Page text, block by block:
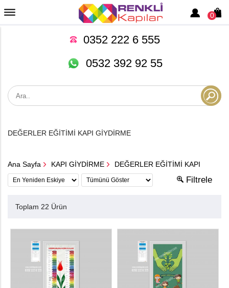
0
0352 222 6 555
0532 392 92 55
DEĞERLER EĞİTİMİ KAPI GİYDİRME
Ana Sayfa KAPI GİYDİRME DEĞERLER EĞİTİMİ KAPI
Filtrele
Toplam 22 Ürün